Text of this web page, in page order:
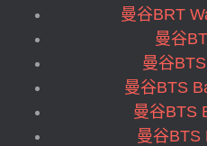
曼谷BRT
曼谷
曼谷
曼谷BTS
曼谷BTS
曼谷BTS